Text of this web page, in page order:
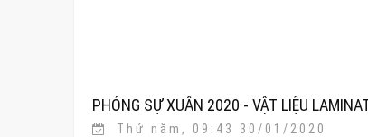
PHÓNG SỰ XUÂN 2020 - VẬT LIỆU
CERARL AICA CỦA CÔNG TY AICA HPL“
Thứ năm, 09:43 30/01/2020